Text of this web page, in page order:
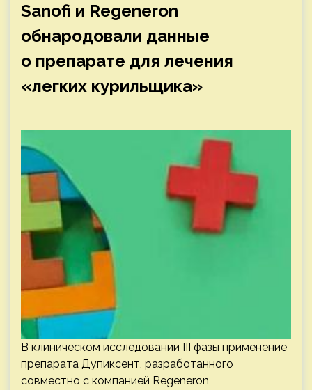
Sanofi и Regeneron
обнародовали данные
о препарате для лечения
«легких курильщика»
В клиническом исследовании III фазы применение
препарата Дупиксент, разработанного
совместно с компанией Regeneron,